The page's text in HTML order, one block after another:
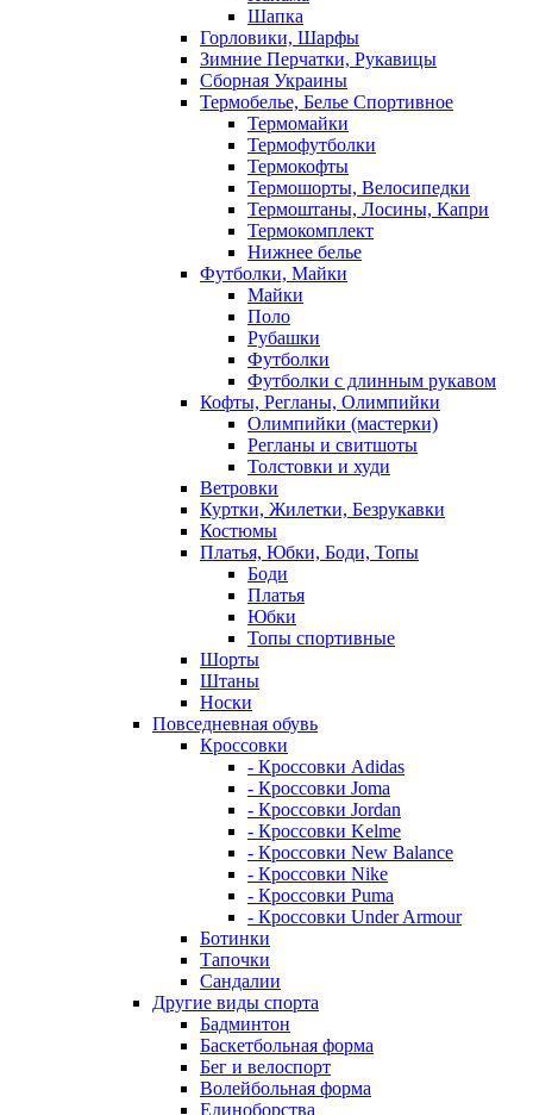
Шапка
Горловики, Шарфы
Зимние Перчатки, Рукавицы
Сборная Украины
Термобелье, Белье Спортивное
Термомайки
Термофутболки
Термокофты
Термошорты, Велосипедки
Термоштаны, Лосины, Капри
Термокомплект
Нижнее белье
Футболки, Майки
Майки
Поло
Рубашки
Футболки
Футболки с длинным рукавом
Кофты, Регланы, Олимпийки
Олимпийки (мастерки)
Регланы и свитшоты
Толстовки и худи
Ветровки
Куртки, Жилетки, Безрукавки
Костюмы
Платья, Юбки, Боди, Топы
Боди
Платья
Юбки
Топы спортивные
Шорты
Штаны
Носки
Повседневная обувь
Кроссовки
- Кроссовки Adidas
- Кроссовки Joma
- Кроссовки Jordan
- Кроссовки Kelme
- Кроссовки New Balance
- Кроссовки Nike
- Кроссовки Puma
- Кроссовки Under Armour
Ботинки
Тапочки
Сандалии
Другие виды спорта
Бадминтон
Баскетбольная форма
Бег и велоспорт
Волейбольная форма
Единоборства